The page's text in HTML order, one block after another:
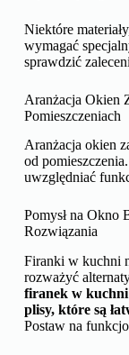
Niektóre
wymagać
sprawdzić
Aranżacja Okien
Pomieszczeniach
Aranżacja okien
od
uwzględniać
Pomysł na Okno
Rozwiązania
Firanki w kuchni
rozważyć
firanek w kuchni
plisy, które są
Postaw na